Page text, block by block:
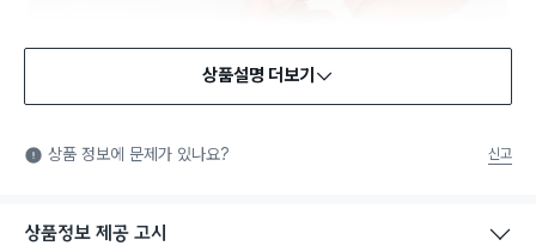
식품용 기구: 식품위생법에서 정한 규격에 따라 제조되어 식품 또
는 식품첨가물에 사용할 수 있는 식품용기구라는 표시입니다.
상품설명 더보기
상품 정보에 문제가 있나요? 신고
상품정보 제공 고시